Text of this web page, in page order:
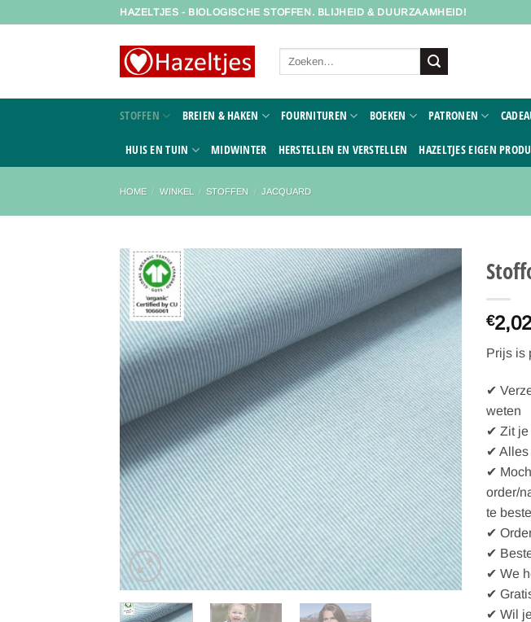
HAZELTJES - BIOLOGISCHE STOFFEN. BLIJHEID & DUURZAAMHEID!
Zoeken
STOFFEN BREIEN & HAKEN FOURNITUREN BOEKEN PATRONEN
HUIS EN TUIN MIDWINTER HERSTELLEN EN VERSTELLEN HAZELTJES EIGEN
HOME / WINKEL / STOFFEN / JACQUARD
Toevoegen
aan
verlanglijst
€2,02
Prijs is
✔
weten
✔ Zit je
✔ Alles
✔
order/
te
✔
✔
✔ We
✔
✔ Wil